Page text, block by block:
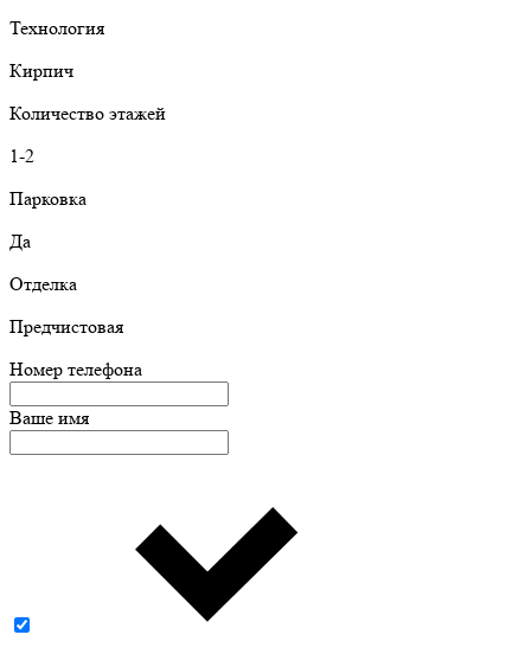
Технология
Кирпич
Количество этажей
1-2
Парковка
Да
Отделка
Предчистовая
Номер телефона
Ваше имя